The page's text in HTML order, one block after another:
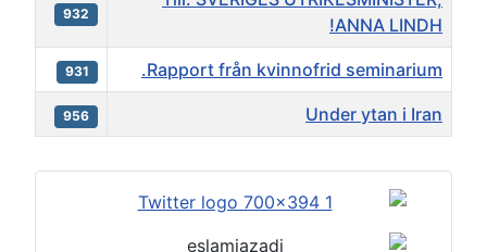
ANNA LINDH!
932
Rapport från kvinnofrid seminarium.
931
Under ytan i Iran
956